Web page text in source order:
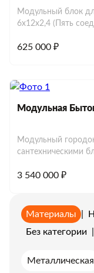
Модульный блок
6х12х2,4 (Пять
625 000 ₽
Модульная
Модульный
сантехническими
3 540 000 ₽
Материалы
Без категории
Металлическая